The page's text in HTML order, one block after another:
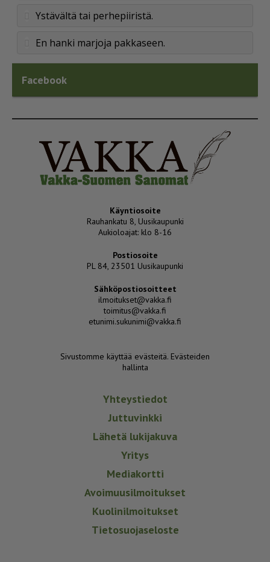
Ystävältä tai perhepiiristä.
En hanki marjoja pakkaseen.
Facebook
Käyntiosoite
Rauhankatu 8, Uusikaupunki
Aukioloajat: klo 8-16
Postiosoite
PL 84, 23501 Uusikaupunki
Sähköpostiosoitteet
ilmoitukset@vakka.fi
toimitus@vakka.fi
etunimi.sukunimi@vakka.fi
Sivustomme käyttää evästeitä. Evästeiden
hallinta
Yhteystiedot
Juttuvinkki
Lähetä lukijakuva
Yritys
Mediakortti
Avoimuusilmoitukset
Kuolinilmoitukset
Tietosuojaseloste